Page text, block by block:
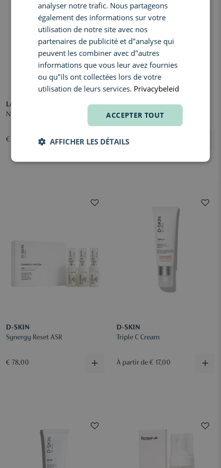
LANCOME
Nutrix Face Cream
€ 35,20
D-SKIN
Skin Essential Cleanser
À partir de € 38,00
D-SKIN
Synergy Reset ASR
€ 78,00
D-SKIN
Triple C Cream
À partir de € 17,00
analyser notre trafic. Nous partageons
également des informations sur votre
utilisation de notre site avec nos
partenaires de publicité et d"analyse qui
peuvent les combiner avec d"autres
informations que vous leur avez fournies
ou qu"ils ont collectées lors de votre
utilisation de leurs services. Privacybeleid
ACCEPTER TOUT
AFFICHER LES DÉTAILS